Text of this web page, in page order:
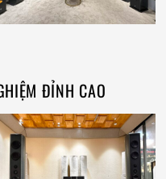
ĐỈNH CAO